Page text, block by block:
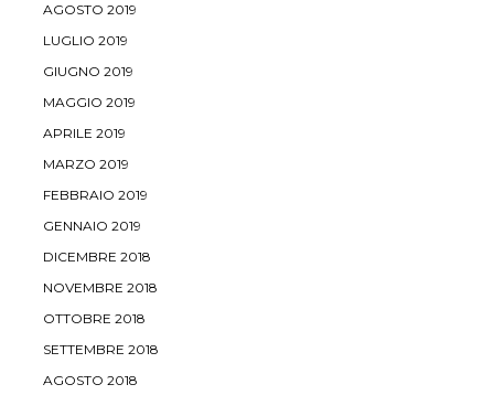
AGOSTO 2019
LUGLIO 2019
GIUGNO 2019
MAGGIO 2019
APRILE 2019
MARZO 2019
FEBBRAIO 2019
GENNAIO 2019
DICEMBRE 2018
NOVEMBRE 2018
OTTOBRE 2018
SETTEMBRE 2018
AGOSTO 2018